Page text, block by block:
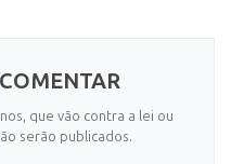
que vão contra a lei ou
serão publicados.